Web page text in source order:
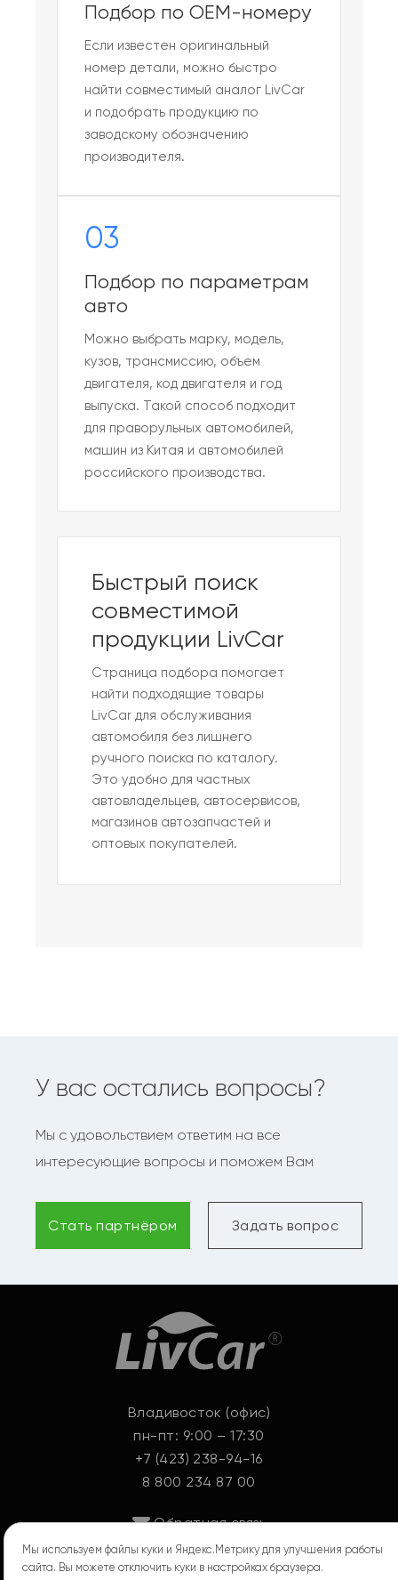
Подбор по OEM-номеру
Если известен оригинальный
номер детали, можно быстро
найти совместимый аналог LivCar
и подобрать продукцию по
заводскому обозначению
производителя.
03
Подбор по параметрам
авто
Можно выбрать марку, модель,
кузов, трансмиссию, объем
двигателя, код двигателя и год
выпуска. Такой способ подходит
для праворульных автомобилей,
машин из Китая и автомобилей
российского производства.
Быстрый поиск
совместимой
продукции LivCar
Страница подбора помогает
найти подходящие товары
LivCar для обслуживания
автомобиля без лишнего
ручного поиска по каталогу.
Это удобно для частных
автовладельцев, автосервисов,
магазинов автозапчастей и
оптовых покупателей.
У вас остались вопросы?
Мы с удовольствием ответим на все
интересующие вопросы и поможем Вам
Стать партнёром Задать вопрос
Владивосток (офис)
пн-пт: 9:00 – 17:30
+7 (423) 238-94-16
8 800 234 87 00
Обратная связь
Политика обработки персональных данных
Мы используем файлы куки и Яндекс.Метрику для улучшения работы
сайта. Вы можете отключить куки в настройках браузера.